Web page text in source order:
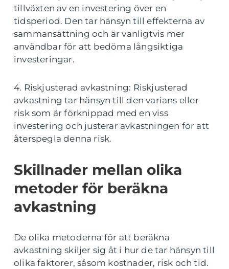
tillväxten av en investering över en
tidsperiod. Den tar hänsyn till effekterna av
sammansättning och är vanligtvis mer
användbar för att bedöma långsiktiga
investeringar.
4. Riskjusterad avkastning: Riskjusterad
avkastning tar hänsyn till den varians eller
risk som är förknippad med en viss
investering och justerar avkastningen för att
återspegla denna risk.
Skillnader mellan olika
metoder för beräkna
avkastning
De olika metoderna för att beräkna
avkastning skiljer sig åt i hur de tar hänsyn till
olika faktorer, såsom kostnader, risk och tid.